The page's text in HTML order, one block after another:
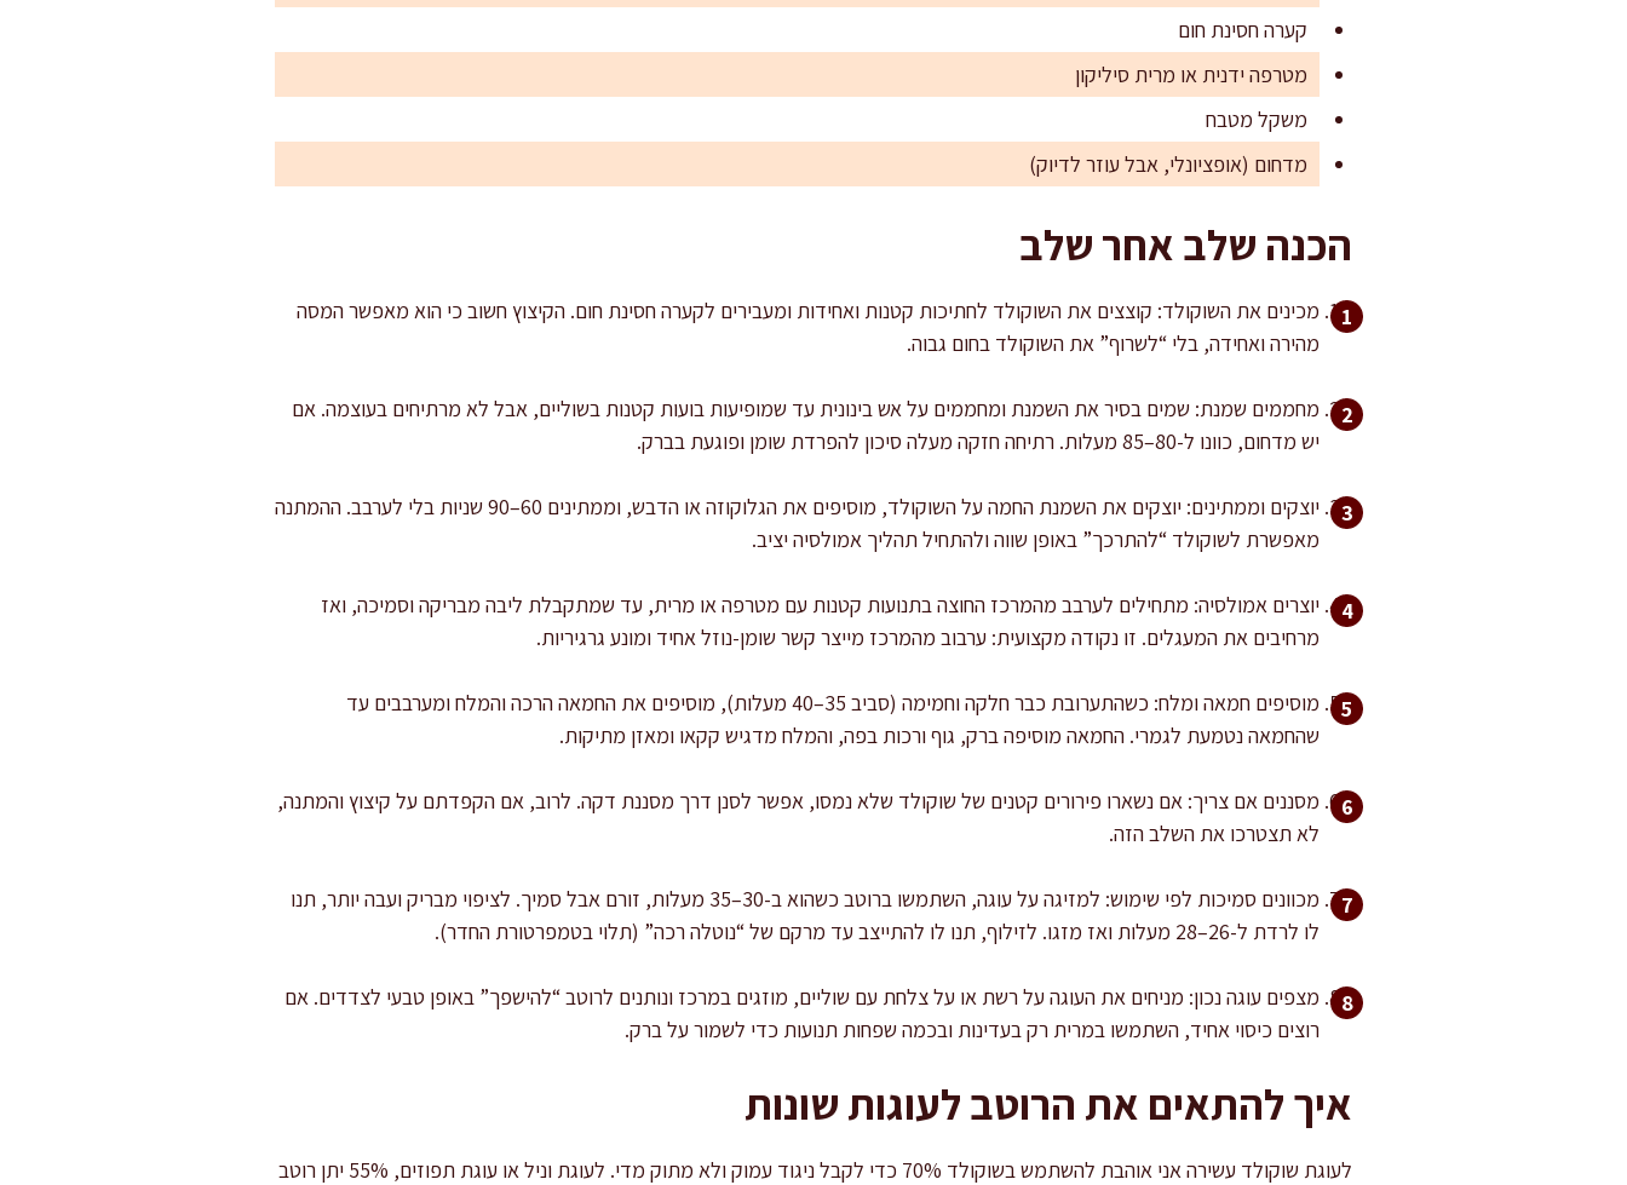
קערה חסינת חום
מטרפה ידנית או מרית סיליקון
משקל מטבח
מדחום (אופציונלי, אבל עוזר לדיוק)
הכנה שלב אחר שלב
מכינים את השוקולד: קוצצים את השוקולד לחתיכות קטנות ואחידות ומעבירים לקערה חסינת חום. הקיצוץ חשוב כי הוא מאפשר המסה
מהירה ואחידה, בלי “לשרוף” את השוקולד בחום גבוה.
מחממים שמנת: שמים בסיר את השמנת ומחממים על אש בינונית עד שמופיעות בועות קטנות בשוליים, אבל לא מרתיחים בעוצמה. אם
יש מדחום, כוונו ל-80–85 מעלות. רתיחה חזקה מעלה סיכון להפרדת שומן ופוגעת בברק.
יוצקים וממתינים: יוצקים את השמנת החמה על השוקולד, מוסיפים את הגלוקוזה או הדבש, וממתינים 60–90 שניות בלי לערבב. ההמתנה
מאפשרת לשוקולד “להתרכך” באופן שווה ולהתחיל תהליך אמולסיה יציב.
יוצרים אמולסיה: מתחילים לערבב מהמרכז החוצה בתנועות קטנות עם מטרפה או מרית, עד שמתקבלת ליבה מבריקה וסמיכה, ואז
מרחיבים את המעגלים. זו נקודה מקצועית: ערבוב מהמרכז מייצר קשר שומן-נוזל אחיד ומונע גרגיריות.
מוסיפים חמאה ומלח: כשהתערובת כבר חלקה וחמימה (סביב 35–40 מעלות), מוסיפים את החמאה הרכה והמלח ומערבבים עד
שהחמאה נטמעת לגמרי. החמאה מוסיפה ברק, גוף ורכות בפה, והמלח מדגיש קקאו ומאזן מתיקות.
מסננים אם צריך: אם נשארו פירורים קטנים של שוקולד שלא נמסו, אפשר לסנן דרך מסננת דקה. לרוב, אם הקפדתם על קיצוץ והמתנה,
לא תצטרכו את השלב הזה.
מכוונים סמיכות לפי שימוש: למזיגה על עוגה, השתמשו ברוטב כשהוא ב-30–35 מעלות, זורם אבל סמיך. לציפוי מבריק ועבה יותר, תנו
לו לרדת ל-26–28 מעלות ואז מזגו. לזילוף, תנו לו להתייצב עד מרקם של “נוטלה רכה” (תלוי בטמפרטורת החדר).
מצפים עוגה נכון: מניחים את העוגה על רשת או על צלחת עם שוליים, מוזגים במרכז ונותנים לרוטב “להישפך” באופן טבעי לצדדים. אם
רוצים כיסוי אחיד, השתמשו במרית רק בעדינות ובכמה שפחות תנועות כדי לשמור על ברק.
איך להתאים את הרוטב לעוגות שונות
לעוגת שוקולד עשירה אני אוהבת להשתמש בשוקולד 70% כדי לקבל ניגוד עמוק ולא מתוק מדי. לעוגת וניל או עוגת תפוזים, 55% יתן רוטב